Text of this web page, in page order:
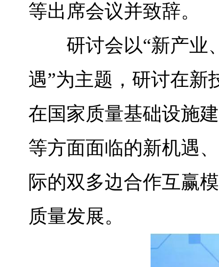
等出席会议并致辞。
研讨会以“新产业
遇”为主题，研讨在新
在国家质量基础设施
等方面面临的新机遇
际的双多边合作互赢
质量发展。